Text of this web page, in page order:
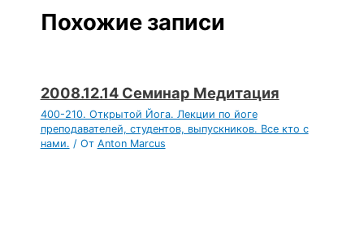
Похожие записи
2008.12.14 Семинар Медитация
400-210. Открытой Йога. Лекции по йоге
преподавателей, студентов, выпускников. Все кто с
нами. / От Anton Marcus